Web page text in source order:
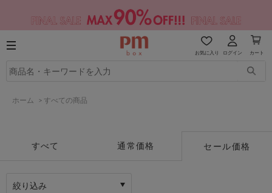
お気に入り ログイン カート
ホーム > すべての商品
すべて 通常価格 セール価格
絞り込み